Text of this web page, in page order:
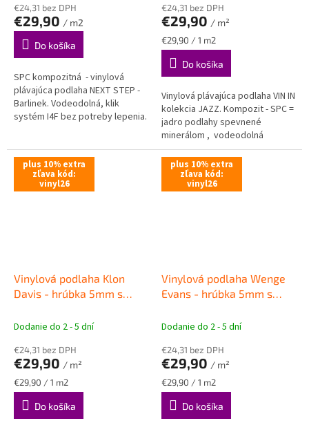
produktu
je
5,0
hviezdičiek.
€24,31 bez DPH
€29,90 / m2
Do košíka
SPC kompozitná - vinylová
plávajúca podlaha NEXT STEP -
Barlinek. Vodeodolná, klik
systém I4F bez potreby lepenia.
produktu
je
5,0
z
hviezdičiek.
€24,31 bez DPH
€29,90 / m²
Jednotková
cena:
€29,90 / 1 m2
Do košíka
Vinylová plávajúca podlaha VIN IN
kolekcia JAZZ. Kompozit - SPC =
jadro podlahy spevnené
minerálom , vodeodolná
podlaha . Intergrovaná podložka
pod podlahu. Rozmer...
plus 10% extra
zľava kód:
vinyl26
Vinylová podlaha Klon
Davis - hrúbka 5mm s
CLICKOVÉ PODLAHY VIN IN
Dodanie do 2 - 5 dní
€24,31 bez DPH
€29,90 / m²
Jednotková
cena:
€29,90 / 1 m2
Do košíka
plus 10% extra
zľava kód:
vinyl26
Vinylová podlaha Wenge
Evans - hrúbka 5mm s
CLICKOVÉ PODLAHY VIN IN
Dodanie do 2 - 5 dní
€24,31 bez DPH
€29,90 / m²
Jednotková
cena:
€29,90 / 1 m2
Do košíka